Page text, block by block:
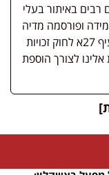
באיתור בעלי
ופורסמה מדיה
שבעליה אינו ידוע, השימוש נעשה לפי סעיף 27א לחוק זכויות
אלינו לצורך הוספת